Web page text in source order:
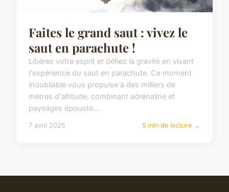
Faites le grand saut : vivez le
saut en parachute !
Libérez votre esprit et défiez la gravité en vivant
l'expérience du saut en parachute. Ce moment
inoubliable vous propulse à des milliers de
mètres d'altitude, combinant adrénaline et
paysages épousto...
7 avril 2025 5 min de lecture →